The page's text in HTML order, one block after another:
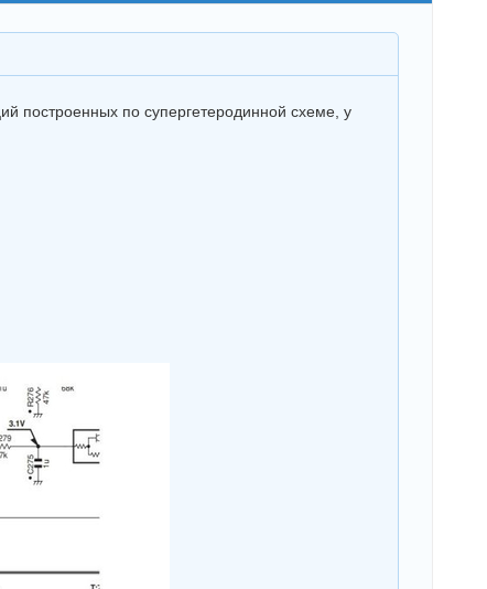
построенных по супергетеродинной схеме, у